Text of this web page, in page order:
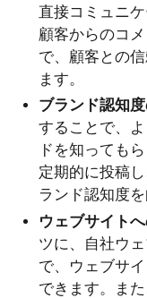
直接コミュニ
顧客からのコ
で、顧客との
ます。
ブランド認知
することで、
ドを知っても
定期的に投稿
ランド認知度
ウェブサイト
ツに、自社ウ
で、ウェブサ
できます。ま